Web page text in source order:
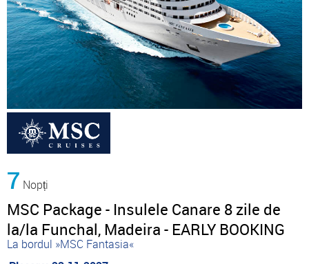
7 Nopți
MSC Package - Insulele Canare 8 zile de
la/la Funchal, Madeira - EARLY BOOKING
La bordul »MSC Fantasia«